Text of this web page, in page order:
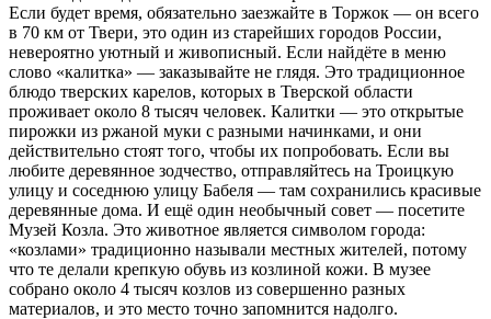
Если будет время, обязательно заезжайте в Торжок — он всего
в 70 км от Твери, это один из старейших городов России,
невероятно уютный и живописный. Если найдёте в меню
слово «калитка» — заказывайте не глядя. Это традиционное
блюдо тверских карелов, которых в Тверской области
проживает около 8 тысяч человек. Калитки — это открытые
пирожки из ржаной муки с разными начинками, и они
действительно стоят того, чтобы их попробовать. Если вы
любите деревянное зодчество, отправляйтесь на Троицкую
улицу и соседнюю улицу Бабеля — там сохранились красивые
деревянные дома. И ещё один необычный совет — посетите
Музей Козла. Это животное является символом города:
«козлами» традиционно называли местных жителей, потому
что те делали крепкую обувь из козлиной кожи. В музее
собрано около 4 тысяч козлов из совершенно разных
материалов, и это место точно запомнится надолго.